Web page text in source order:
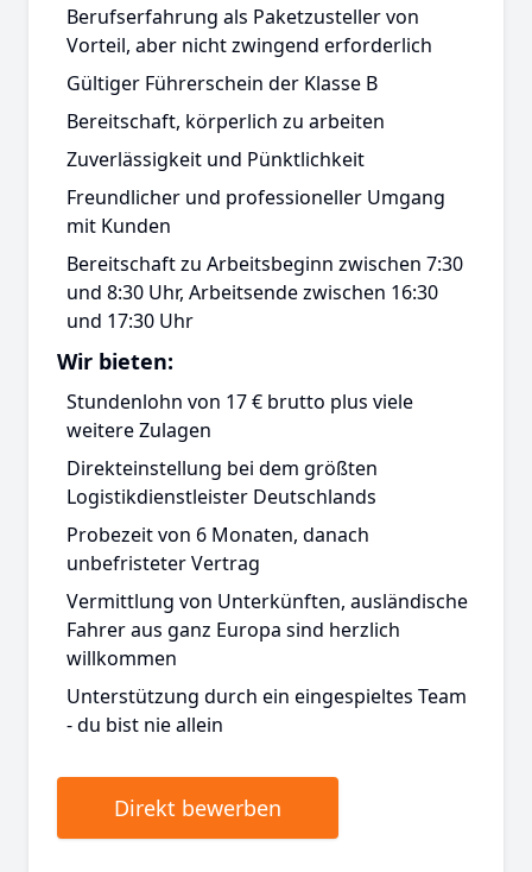
Berufserfahrung als Paketzusteller von
Vorteil, aber nicht zwingend erforderlich
Gültiger Führerschein der Klasse B
Bereitschaft, körperlich zu arbeiten
Zuverlässigkeit und Pünktlichkeit
Freundlicher und professioneller Umgang
mit Kunden
Bereitschaft zu Arbeitsbeginn zwischen 7:30
und 8:30 Uhr, Arbeitsende zwischen 16:30
und 17:30 Uhr
Wir bieten:
Stundenlohn von 17 € brutto plus viele
weitere Zulagen
Direkteinstellung bei dem größten
Logistikdienstleister Deutschlands
Probezeit von 6 Monaten, danach
unbefristeter Vertrag
Vermittlung von Unterkünften, ausländische
Fahrer aus ganz Europa sind herzlich
willkommen
Unterstützung durch ein eingespieltes Team
- du bist nie allein
Direkt bewerben